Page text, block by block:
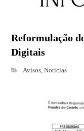
Reformulação
Digitais
Avisos,Noticias